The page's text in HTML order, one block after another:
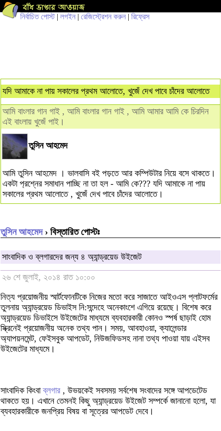
নির্বাচিত পোস্ট| লগইন | রেজিস্ট্রেশন করুন | রিফ্রেস
যদি আমাকে না পায় সকালের প্রথম আলোতে, খুজেঁ দেখ পাবে চাঁদের আলোতে
আমি বাংলার গান গাই , আমি বাংলার গান গাই , আমি আমার আমি কে চিরদিন
এই বাংলায় খুজেঁ পাই।
তুসিন আহমেদ
আমি তুসিন আহমেদ । ভালবাসি বই পড়তে আর কম্পিউটার নিয়ে বসে থাকতে।
একটা প‌্রশ্নের সমাধান পাচ্ছি না তা হল - আমি কে??? যদি আমাকে না পায়
সকালের প্রথম আলোতে , খুজেঁ দেখ পাবে চাঁদের আলোতে।
তুসিন আহমেদ› বিস্তারিত পোস্টঃ
সাংবাদিক ও ব্লগারদের জন্য ৪ অ্যান্ড্রয়েড উইজেট
২৬ শে জুলাই, ২০১৪ রাত ১০:০০
নিত্য প্রয়োজনীয় স্মার্টফোনটিকে নিজের মতো করে সাজাতে আইওএস প্লাটফর্মের
তুলনায় অ্যান্ড্রয়েড ডিভাইস নি:সন্দেহে অনেকাংশে এগিয়ে রয়েছে। বিশেষ করে
অ্যান্ড্রয়েড ডিভাইসে উইজেটের মাধ্যমে ব্যবহারকারী কোনও স্পর্ষ ছাড়াই হোম
স্ক্রিনেই প্রয়োজনীয় অনেক তথ্য পান। সময়, আবহাওয়া, ক্যালেন্ডার
অ্যাপয়নমেন্ট, ফেইসবুক আপডেট, নিউজফিডসহ নানা তথ্য পাওয়া যায় এইসব
উইজেটের মাধ্যমে।
সাংবাদিক কিংবাব্লগার , উভয়কেই সবসময় সর্বশেষ সংবাদের সঙ্গে আপডেটেড
থাকতে হয়। এখানে তেমনই কিছু অ্যান্ড্রয়েড উইজেট সম্পর্কে জানানো হলো, যা
ব্যবহারকারীকে জনপ্রিয় বিষয় বা সূত্রের আপডেট দেবে।